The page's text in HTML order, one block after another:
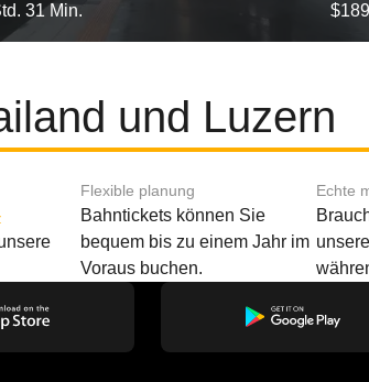
31 Min. $189
und Luzern
Flexible planung
Bahntickets können Sie
bequem bis zu einem Jahr im
Voraus buchen.
Echte